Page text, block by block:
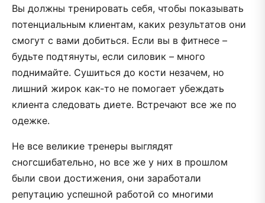
Вы должны тренировать себя, чтобы показывать
потенциальным клиентам, каких результатов они
смогут с вами добиться. Если вы в фитнесе –
будьте подтянуты, если силовик – много
поднимайте. Сушиться до кости незачем, но
лишний жирок как-то не помогает убеждать
клиента следовать диете. Встречают все же по
одежке.
Не все великие тренеры выглядят
сногсшибательно, но все же у них в прошлом
были свои достижения, они заработали
репутацию успешной работой со многими